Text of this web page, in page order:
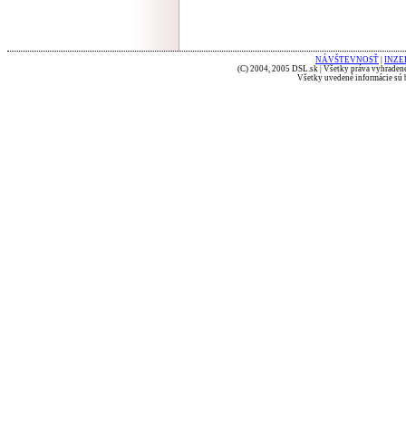
NÁVŠTEVNOSŤ
(C) 2004, 2005 DSL.sk | Všetky práva
Všetky uvedené informácie sú